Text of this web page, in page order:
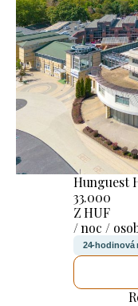
Hunguest
33.000
Z HUF
/ noc /
24-hodinová